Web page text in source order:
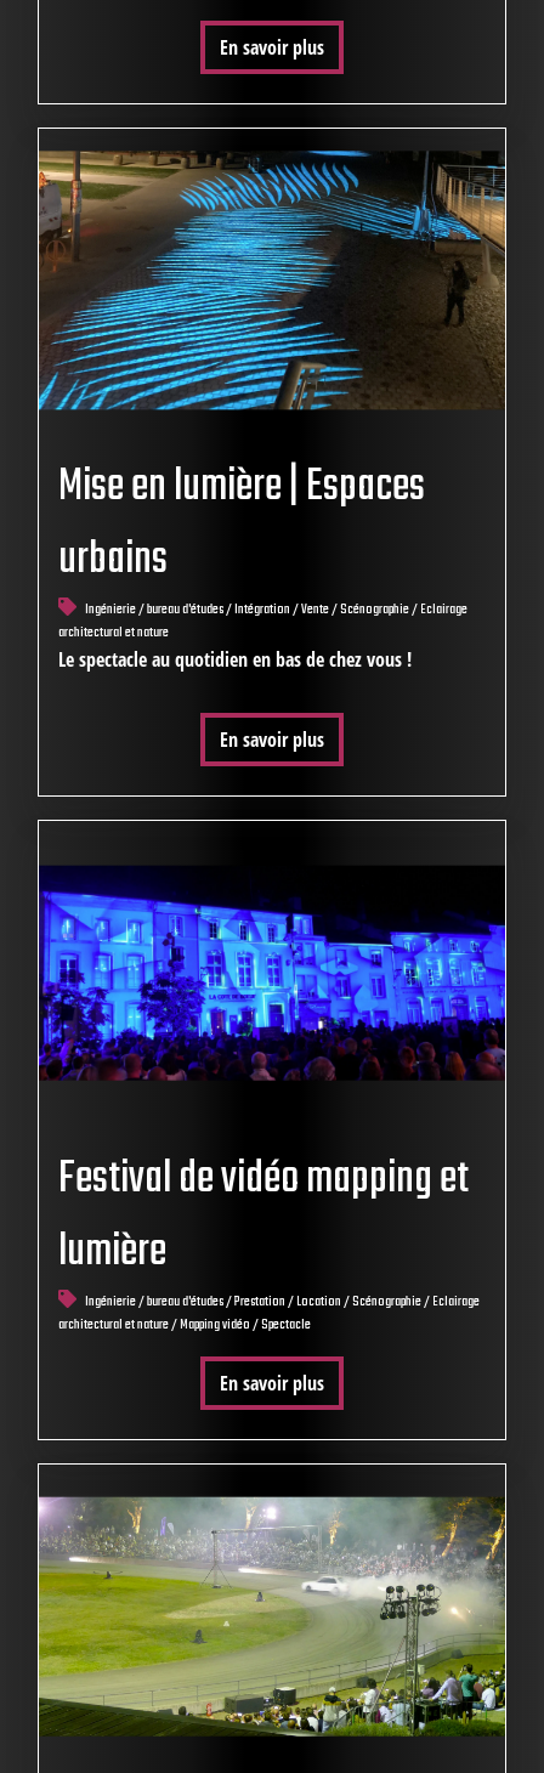
En savoir plus
Mise en lumière | Espaces
urbains
Ingénierie / bureau d'études / Intégration / Vente / Scénographie / Eclairage
architectural et nature
Le spectacle au quotidien en bas de chez vous !
En savoir plus
Festival de vidéo mapping et
lumière
Ingénierie / bureau d'études / Prestation / Location / Scénographie / Eclairage
architectural et nature / Mapping vidéo / Spectacle
En savoir plus